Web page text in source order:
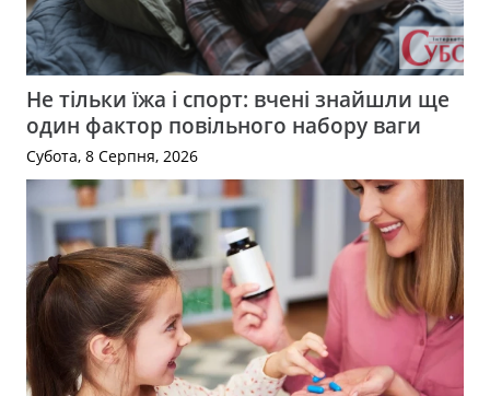
Не тільки їжа і спорт: вчені знайшли ще
один фактор повільного набору ваги
Субота, 8 Серпня, 2026